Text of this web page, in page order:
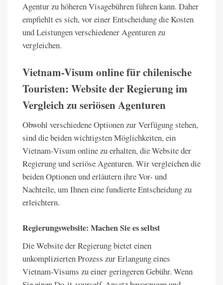
Agentur zu höheren Visagebühren führen kann. Daher
empfiehlt es sich, vor einer Entscheidung die Kosten
und Leistungen verschiedener Agenturen zu
vergleichen.
Vietnam-Visum online für chilenische
Touristen: Website der Regierung im
Vergleich zu seriösen Agenturen
Obwohl verschiedene Optionen zur Verfügung stehen,
sind die beiden wichtigsten Möglichkeiten, ein
Vietnam-Visum online zu erhalten, die Website der
Regierung und seriöse Agenturen. Wir vergleichen die
beiden Optionen und erläutern ihre Vor- und
Nachteile, um Ihnen eine fundierte Entscheidung zu
erleichtern.
Regierungswebsite: Machen Sie es selbst
Die Website der Regierung bietet einen
unkomplizierten Prozess zur Erlangung eines
Vietnam-Visums zu einer geringeren Gebühr. Wenn